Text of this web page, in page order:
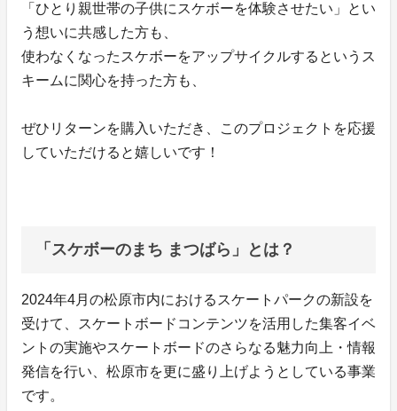
「ひとり親世帯の子供にスケボーを体験させたい」とい
う想いに共感した方も、
使わなくなったスケボーをアップサイクルするというス
キームに関心を持った方も、
ぜひリターンを購入いただき、このプロジェクトを応援
していただけると嬉しいです！
「スケボーのまち まつばら」とは？
2024年4月の松原市内におけるスケートパークの新設を
受けて、スケートボードコンテンツを活用した集客イベ
ントの実施やスケートボードのさらなる魅力向上・情報
発信を行い、松原市を更に盛り上げようとしている事業
です。